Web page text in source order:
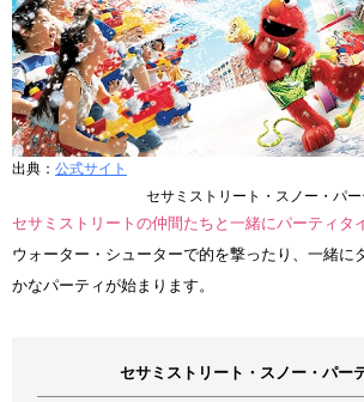
出典： 公式サイト
セサミストリート・スノー・パー
セサミストリートの仲間たちと一緒にパーティタ
ウォーター・シューターで的を撃ったり、一緒に
かなパーティが始まります。
セサミストリート・スノー・パー